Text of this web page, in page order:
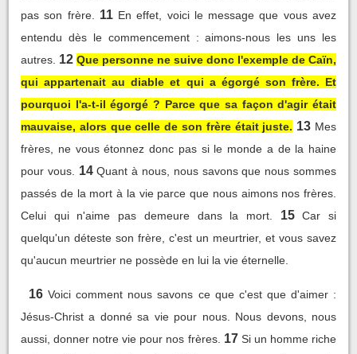
pas son frère.
11 En effet, voici le message que vous avez
entendu dès le commencement : aimons-nous les uns les
autres. 12 Que personne ne suive donc l'exemple de Caïn,
qui appartenait au diable et qui a égorgé son frère. Et
pourquoi l'a-t-il égorgé ? Parce que sa façon d'agir était
mauvaise, alors que celle de son frère était juste. 13 Mes
frères, ne vous étonnez donc pas si le monde a de la haine
pour vous.
14 Quant à nous, nous savons que nous sommes
passés de la mort à la vie parce que nous aimons nos frères.
Celui qui n'aime pas demeure dans la mort.
15
Car si
quelqu'un déteste son frère, c'est un meurtrier, et vous savez
qu'aucun meurtrier ne possède en lui la vie éternelle.
16 Voici comment nous savons ce que c'est que d'aimer :
Jésus-Christ a donné sa vie pour nous. Nous devons, nous
aussi, donner notre vie pour nos frères. 17 Si un homme riche